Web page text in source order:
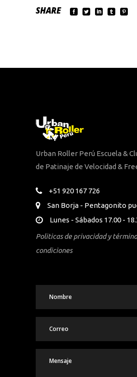
SHARE
Urban Roller Perú Escuela &
de Patinaje de Velocidad &
+51 920 167 726
San Borja - Pentagonito
Lunes - Sábados 17.00 -
Politicas de privacidad y
condiciones